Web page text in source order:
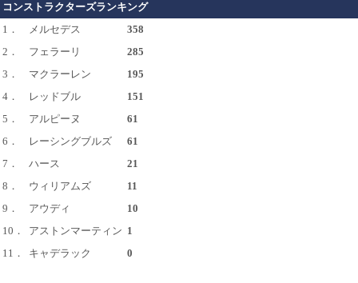
コンストラクターズランキング
1．
メルセデス
358
2．
フェラーリ
285
3．
マクラーレン
195
4．
レッドブル
151
5．
アルピーヌ
61
6．
レーシングブルズ
61
7．
ハース
21
8．
ウィリアムズ
11
9．
アウディ
10
10．
アストンマーティン 1
11．
キャデラック 0